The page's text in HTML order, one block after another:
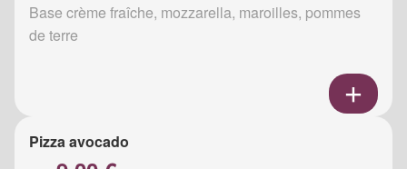
Base crème fraîche, mozzarella, maroilles, pommes
de terre
Pizza avocado